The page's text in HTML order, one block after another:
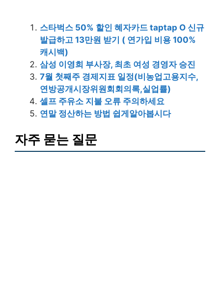
스타벅스 50% 할인 혜자카드 taptap O 신규
발급하고 13만원 받기 ( 연가입 비용 100%
캐시백)
삼성 이영희 부사장, 최초 여성 경영자 승진
7월 첫째주 경제지표 일정(비농업고용지수,
연방공개시장위원회회의록,실업률)
셀프 주유소 지불 오류 주의하세요
연말 정산하는 방법 쉽게알아봅시다
자주 묻는 질문